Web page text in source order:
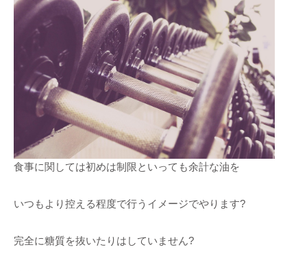
食事に関しては初めは制限といっても余計な油を
いつもより控える程度で行うイメージでやります?
完全に糖質を抜いたりはしていません?